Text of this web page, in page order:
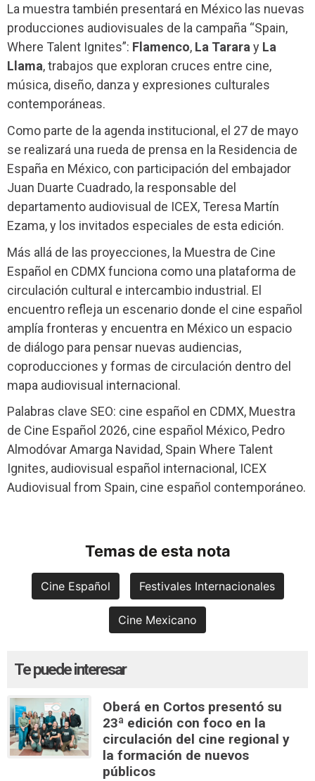
La muestra también presentará en México las nuevas
producciones audiovisuales de la campaña “Spain,
Where Talent Ignites”: Flamenco, La Tarara y La
Llama, trabajos que exploran cruces entre cine,
música, diseño, danza y expresiones culturales
contemporáneas.
Como parte de la agenda institucional, el 27 de mayo
se realizará una rueda de prensa en la Residencia de
España en México, con participación del embajador
Juan Duarte Cuadrado, la responsable del
departamento audiovisual de ICEX, Teresa Martín
Ezama, y los invitados especiales de esta edición.
Más allá de las proyecciones, la Muestra de Cine
Español en CDMX funciona como una plataforma de
circulación cultural e intercambio industrial. El
encuentro refleja un escenario donde el cine español
amplía fronteras y encuentra en México un espacio
de diálogo para pensar nuevas audiencias,
coproducciones y formas de circulación dentro del
mapa audiovisual internacional.
Palabras clave SEO: cine español en CDMX, Muestra
de Cine Español 2026, cine español México, Pedro
Almodóvar Amarga Navidad, Spain Where Talent
Ignites, audiovisual español internacional, ICEX
Audiovisual from Spain, cine español contemporáneo.
Temas de esta nota
Cine Español Festivales Internacionales
Cine Mexicano
Te puede interesar
Oberá en Cortos presentó su
23ª edición con foco en la
circulación del cine regional y
la formación de nuevos
públicos